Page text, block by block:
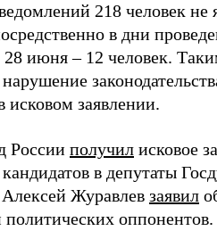
218 человек не
в дни
июня – 12 человек.
исковом заявлении.
России получил исковое
в депутаты
Журавлев заявил
оппонентов.